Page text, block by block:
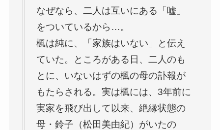
なぜなら、二人は互いにある「嘘」
をついているから…。
楓は純に、「家族はいない」と伝え
ていた。ところがある日、二人のも
とに、いないはずの楓の母の訃報が
もたらされる。実は楓には、3年前に
実家を飛び出して以来、絶縁状態の
母・鈴子（松田美由紀）がいたの